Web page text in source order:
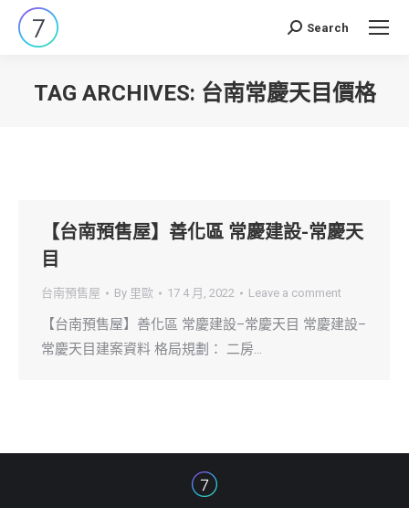
Search:
Search
TAG ARCHIVES: 台南常慶天目價格
【台南預售屋】善化區 常慶建設-常慶天
目
台南預售屋 By 里歐 17 4 月, 2022 Leave a comment
【台南預售屋】善化區 常慶建設–常慶天目 常慶建設–
常慶天目建案資料 格局規劃： 二房…